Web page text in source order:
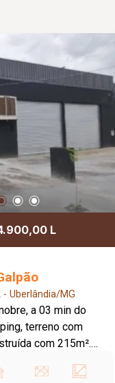
L
Uberlândia/MG
a 03 min do
terreno com
Pé direito 6 metros